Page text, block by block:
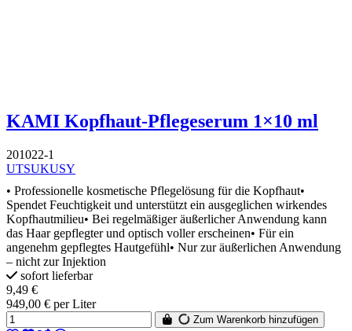
KAMI Kopfhaut-Pflegeserum 1×10 ml
201022-1
UTSUKUSY
• Professionelle kosmetische Pflegelösung für die Kopfhaut•
Spendet Feuchtigkeit und unterstützt ein ausgeglichen wirkendes
Kopfhautmilieu• Bei regelmäßiger äußerlicher Anwendung kann
das Haar gepflegter und optisch voller erscheinen• Für ein
angenehm gepflegtes Hautgefühl• Nur zur äußerlichen Anwendung
– nicht zur Injektion
sofort lieferbar
9,49 €
949,00 € per Liter
Zum Warenkorb hinzufügen